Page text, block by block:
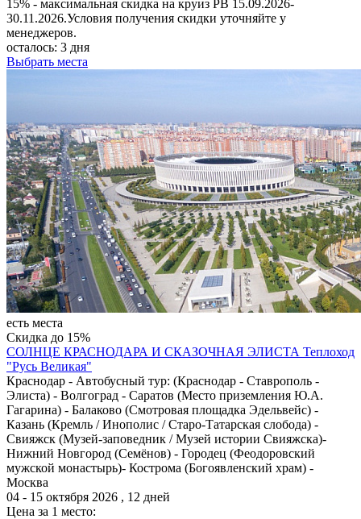
15% - максимальная скидка на круиз РВ 15.09.2026-
30.11.2026.Условия получения скидки уточняйте у
менеджеров.
осталось: 3 дня
Выбрать места
есть места
Скидка до 15%
СОЛНЦЕ КРАСНОДАРА И СКАЗОЧНАЯ ЭЛИСТА Теплоход
"Русь Великая"
Краснодар - Автобусный тур: (Краснодар - Ставрополь -
Элиста) - Волгоград - Саратов (Место приземления Ю.А.
Гагарина) - Балаково (Смотровая площадка Эдельвейс) -
Казань (Кремль / Инополис / Старо-Татарская слобода) -
Свияжск (Музей-заповедник / Музей истории Свияжска)-
Нижний Новгород (Семёнов) - Городец (Феодоровский
мужской монастырь)- Кострома (Богоявленский храм) -
Москва
04 - 15 октября 2026 , 12 дней
Цена за 1 место: